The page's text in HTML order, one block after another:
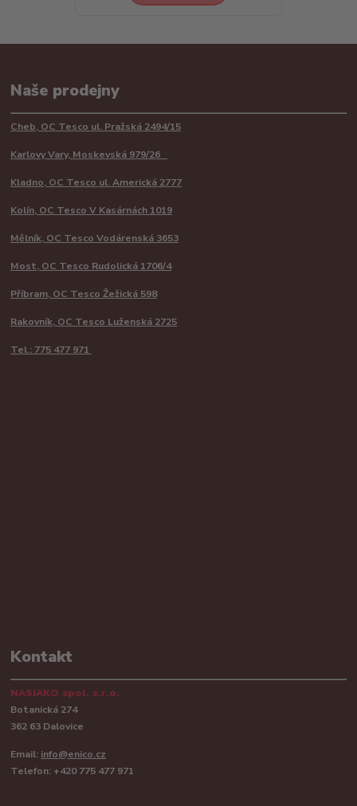
Naše prodejny
Cheb, OC Tesco ul. Pražská 2494/15
Karlovy Vary, Moskevská 979/26
Kladno, OC Tesco ul. Americká 2777
Kolín, OC Tesco V Kasárnách 1019
Mělník, OC Tesco Vodárenská 3653
Most, OC Tesco Rudolická 1706/4
Příbram, OC Tesco Žežická 598
Rakovník, OC Tesco Luženská 2725
Tel.: 775 477 971
Kontakt
NASIAKO spol. s.r.o.
Botanická 274
362 63 Dalovice
Email: info@enico.cz
Telefon: +420 775 477 971